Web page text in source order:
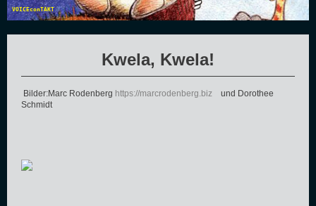
VOICEconTAKT
Kwela, Kwela!
Bilder:Marc Rodenberg https://marcrodenberg.biz und Dorothee
Schmidt